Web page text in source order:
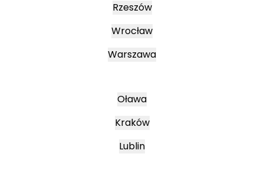
Rzeszów
Wrocław
Warszawa
Oława
Kraków
Lublin